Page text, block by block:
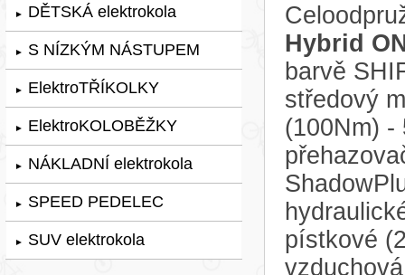
► DĚTSKÁ elektrokola
► S NÍZKÝM NÁSTUPEM
► ElektroTŘÍKOLKY
► ElektroKOLOBĚŽKY
► NÁKLADNÍ elektrokola
► SPEED PEDELEC
► SUV elektrokola
Hybrid
barvě
středový
(100Nm) -
pístkové